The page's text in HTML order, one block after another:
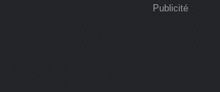
Publicité